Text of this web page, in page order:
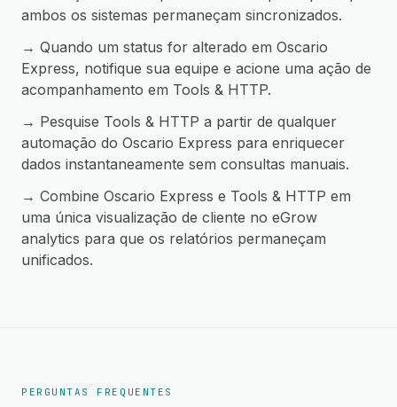
ambos os sistemas permaneçam sincronizados.
→ Quando um status for alterado em Oscario
Express, notifique sua equipe e acione uma ação de
acompanhamento em Tools & HTTP.
→ Pesquise Tools & HTTP a partir de qualquer
automação do Oscario Express para enriquecer
dados instantaneamente sem consultas manuais.
→ Combine Oscario Express e Tools & HTTP em
uma única visualização de cliente no eGrow
analytics para que os relatórios permaneçam
unificados.
PERGUNTAS FREQUENTES